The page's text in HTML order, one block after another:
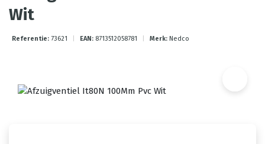
Wit
Referentie: 73621 EAN: 8713512058781 Merk: Nedco